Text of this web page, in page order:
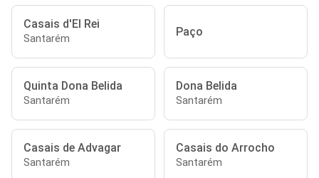
Casais d'El Rei
Santarém Paço
Quinta Dona Belida
Santarém
Dona Belida
Santarém
Casais de Advagar
Santarém
Casais do Arrocho
Santarém